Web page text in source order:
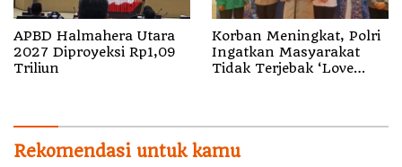
APBD Halmahera Utara
2027 Diproyeksi Rp1,09
Triliun
Korban Meningkat, Polri
Ingatkan Masyarakat
Tidak Terjebak ‘Love
Rekomendasi untuk kamu